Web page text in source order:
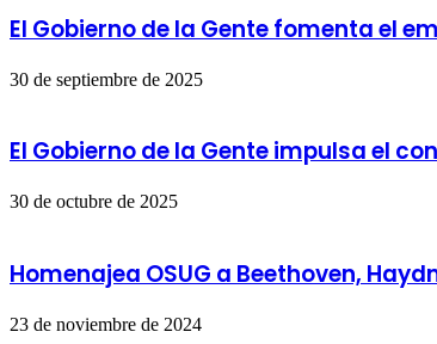
El Gobierno de la Gente fomenta el
30 de septiembre de 2025
El Gobierno de la Gente impulsa el
30 de octubre de 2025
Homenajea OSUG a Beethoven,
23 de noviembre de 2024